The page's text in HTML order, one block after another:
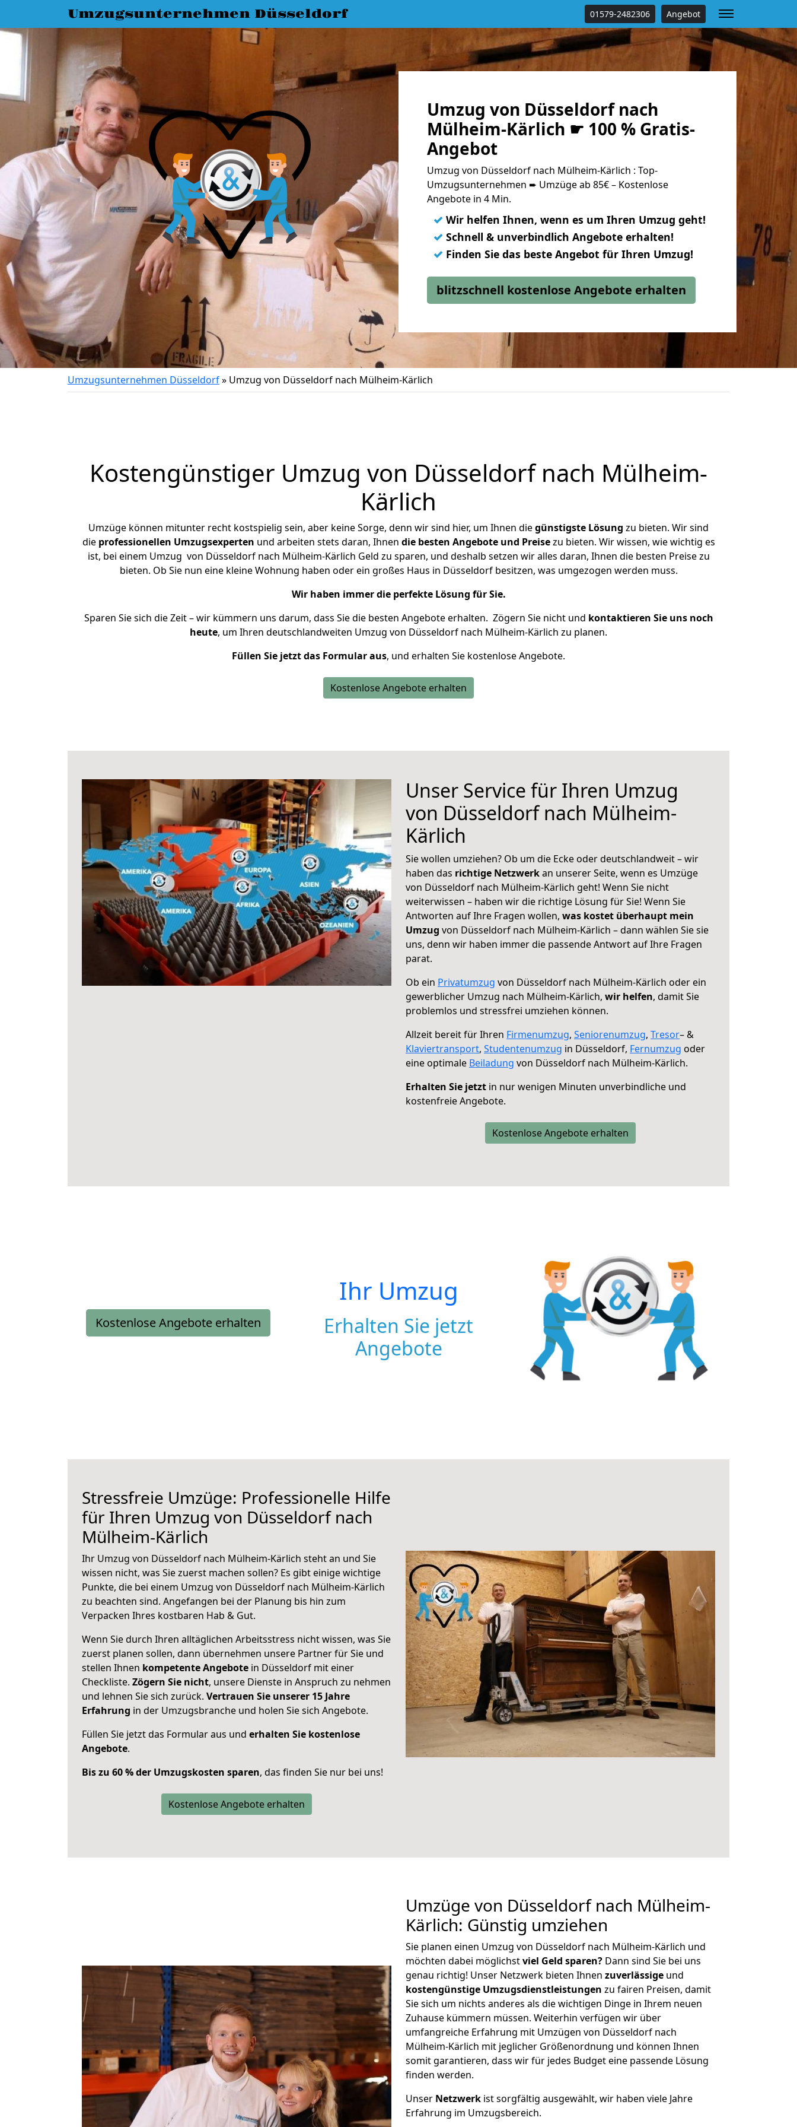
Umzugsunternehmen Düsseldorf 01579-2482306 Angebot
Umzug von Düsseldorf nach
Mülheim-Kärlich ☛ 100 % Gratis-
Angebot
Umzug von Düsseldorf nach Mülheim-Kärlich : Top-
Umzugsunternehmen ➨ Umzüge ab 85€ – Kostenlose
Angebote in 4 Min.
✓ Wir helfen Ihnen, wenn es um Ihren Umzug geht!
✓ Schnell & unverbindlich Angebote erhalten!
✓ Finden Sie das beste Angebot für Ihren Umzug!
blitzschnell kostenlose Angebote erhalten
Umzugsunternehmen Düsseldorf» Umzug von Düsseldorf nach Mülheim-Kärlich
Kostengünstiger Umzug von Düsseldorf nach Mülheim-
Kärlich
Umzüge können mitunter recht kostspielig sein, aber keine Sorge, denn wir sind hier, um Ihnen diegünstigste Lösung zu bieten. Wir sind
die professionellen Umzugsexperten und arbeiten stets daran, Ihnen die besten Angebote und Preisezu bieten. Wir wissen, wie wichtig es
ist, bei einem Umzug von Düsseldorf nach Mülheim-Kärlich Geld zu sparen, und deshalb setzen wir alles daran, Ihnen die besten Preise zu
bieten. Ob Sie nun eine kleine Wohnung haben oder ein großes Haus in Düsseldorf besitzen, was umgezogen werden muss.
Wir haben immer die perfekte Lösung für Sie.
Sparen Sie sich die Zeit – wir kümmern uns darum, dass Sie die besten Angebote erhalten. Zögern Sie nicht und kontaktieren Sie uns noch
heute, um Ihren deutschlandweiten Umzug von Düsseldorf nach Mülheim-Kärlich zu planen.
Füllen Sie jetzt das Formular aus, und erhalten Sie kostenlose Angebote.
Kostenlose Angebote erhalten
Unser Service für Ihren Umzug
von Düsseldorf nach Mülheim-
Kärlich
Sie wollen umziehen? Ob um die Ecke oder deutschlandweit – wir
haben das richtige Netzwerkan unserer Seite, wenn es Umzüge
von Düsseldorf nach Mülheim-Kärlich geht! Wenn Sie nicht
weiterwissen – haben wir die richtige Lösung für Sie! Wenn Sie
Antworten auf Ihre Fragen wollen, was kostet überhaupt mein
Umzug von Düsseldorf nach Mülheim-Kärlich – dann wählen Sie sie
uns, denn wir haben immer die passende Antwort auf Ihre Fragen
parat.
Ob ein Privatumzug von Düsseldorf nach Mülheim-Kärlich oder ein
gewerblicher Umzug nach Mülheim-Kärlich, wir helfen, damit Sie
problemlos und stressfrei umziehen können.
Allzeit bereit für Ihren Firmenumzug, Seniorenumzug, Tresor– &
Klaviertransport, Studentenumzug in Düsseldorf, Fernumzug oder
eine optimale Beiladung von Düsseldorf nach Mülheim-Kärlich.
Erhalten Sie jetzt in nur wenigen Minuten unverbindliche und
kostenfreie Angebote.
Kostenlose Angebote erhalten
Kostenlose Angebote erhalten
Ihr Umzug
Erhalten Sie jetzt
Angebote
Stressfreie Umzüge: Professionelle Hilfe
für Ihren Umzug von Düsseldorf nach
Mülheim-Kärlich
Ihr Umzug von Düsseldorf nach Mülheim-Kärlich steht an und Sie
wissen nicht, was Sie zuerst machen sollen? Es gibt einige wichtige
Punkte, die bei einem Umzug von Düsseldorf nach Mülheim-Kärlich
zu beachten sind. Angefangen bei der Planung bis hin zum
Verpacken Ihres kostbaren Hab & Gut.
Wenn Sie durch Ihren alltäglichen Arbeitsstress nicht wissen, was Sie
zuerst planen sollen, dann übernehmen unsere Partner für Sie und
stellen Ihnen kompetente Angebote in Düsseldorf mit einer
Checkliste. Zögern Sie nicht, unsere Dienste in Anspruch zu nehmen
und lehnen Sie sich zurück. Vertrauen Sie unserer 15 Jahre
Erfahrung in der Umzugsbranche und holen Sie sich Angebote.
Füllen Sie jetzt das Formular aus und erhalten Sie kostenlose
Angebote.
Bis zu 60 % der Umzugskosten sparen, das finden Sie nur bei uns!
Kostenlose Angebote erhalten
Umzüge von Düsseldorf nach Mülheim-
Kärlich: Günstig umziehen
Sie planen einen Umzug von Düsseldorf nach Mülheim-Kärlich und
möchten dabei möglichstviel Geld sparen? Dann sind Sie bei uns
genau richtig! Unser Netzwerk bieten Ihnen zuverlässige und
kostengünstige Umzugsdienstleistungen zu fairen Preisen, damit
Sie sich um nichts anderes als die wichtigen Dinge in Ihrem neuen
Zuhause kümmern müssen. Weiterhin verfügen wir über
umfangreiche Erfahrung mit Umzügen von Düsseldorf nach
Mülheim-Kärlich mit jeglicher Größenordnung und können Ihnen
somit garantieren, dass wir für jedes Budget eine passende Lösung
finden werden.
Unser Netzwerk ist sorgfältig ausgewählt, wir haben viele Jahre
Erfahrung im Umzugsbereich.